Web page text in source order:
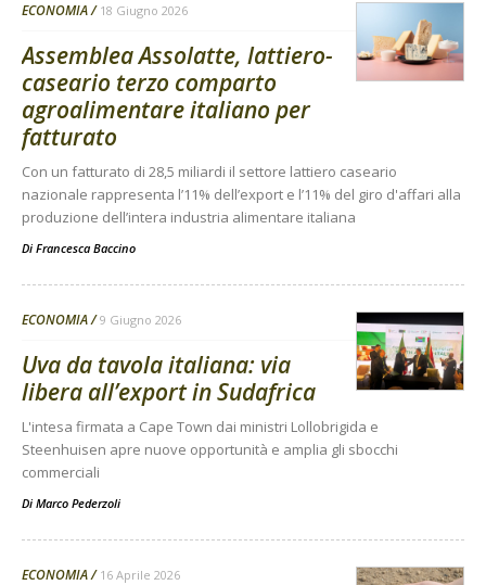
ECONOMIA 18 Giugno 2026
Assemblea Assolatte, lattiero-
caseario terzo comparto
agroalimentare italiano per
fatturato
Con un fatturato di 28,5 miliardi il settore lattiero caseario
nazionale rappresenta l’11% dell’export e l’11% del giro d'affari alla
produzione dell’intera industria alimentare italiana
Di Francesca Baccino
ECONOMIA 9 Giugno 2026
Uva da tavola italiana: via
libera all’export in Sudafrica
L'intesa firmata a Cape Town dai ministri Lollobrigida e
Steenhuisen apre nuove opportunità e amplia gli sbocchi
commerciali
Di Marco Pederzoli
ECONOMIA 16 Aprile 2026